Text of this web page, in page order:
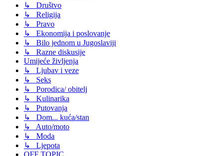
↳ Društvo
↳ Religija
↳ Pravo
↳ Ekonomija i poslovanje
↳ Bilo jednom u Jugoslaviji
↳ Razne diskusije
Umijeće življenja
↳ Ljubav i veze
↳ Seks
↳ Porodica/ obitelj
↳ Kulinarika
↳ Putovanja
↳ Dom... kuća/stan
↳ Auto/moto
↳ Moda
↳ Ljepota